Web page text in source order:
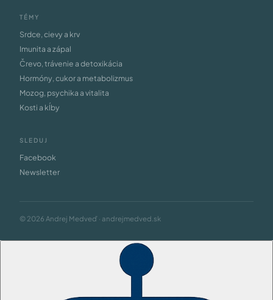
TÉMY
Srdce, cievy a krv
Imunita a zápal
Črevo, trávenie a detoxikácia
Hormóny, cukor a metabolizmus
Mozog, psychika a vitalita
Kosti a kĺby
SLEDUJ
Facebook
Newsletter
© 2026 Andrej Medveď · andrejmedved.sk